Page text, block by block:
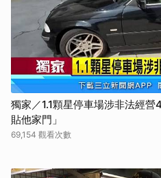
獨家／1.1顆星停車場涉非法經
貼他家門」
69,154 觀看次數